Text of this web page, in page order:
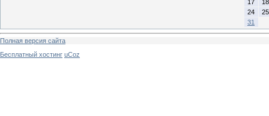
17
18
24
25
31
Полная версия сайта
Бесплатный хостинг uCoz